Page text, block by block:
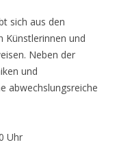
sich aus den
Künstlerinnen und
Neben der
und
abwechslungsreiche
Uhr